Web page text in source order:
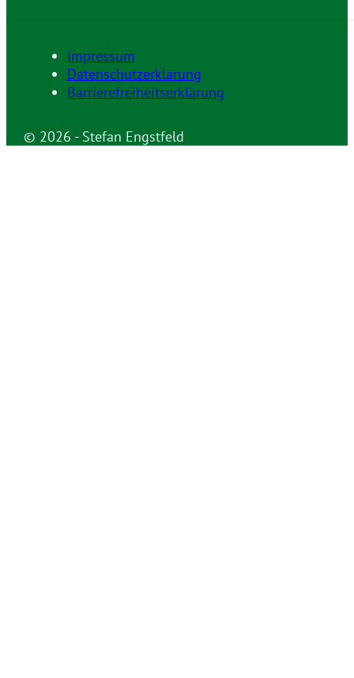
© 2026 - Stefan Engstfeld
Impressum
Datenschutzerklärung
Barrierefreiheitserklärung